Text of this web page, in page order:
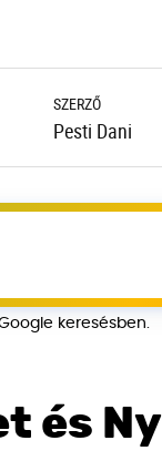
SZERZŐ
Pesti Dani
keresésben.
és